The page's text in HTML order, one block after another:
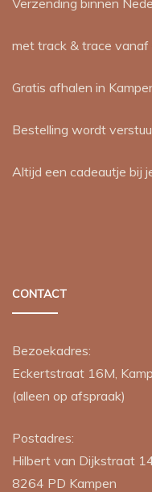
Verzending binnen
met track & trace
Gratis afhalen in
Bestelling wordt
Altijd een cadeautje bij
CONTACT
Bezoekadres:
Eckertstraat 16M,
(alleen op afspraak)
Postadres:
Hilbert van Dijkstraat
8264 PD Kampen